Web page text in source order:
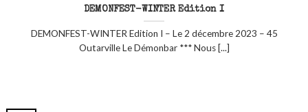
DEMONFEST-WINTER Edition I
DEMONFEST-WINTER Edition I – Le 2 décembre 2023 – 45
Outarville Le Démonbar *** Nous [...]